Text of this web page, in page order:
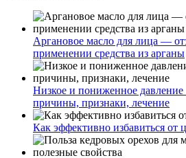
Аргановое масло для лица —
применении средства из арганы
Низкое и пониженное
причины, признаки, лечение
Как эффективно избавиться от